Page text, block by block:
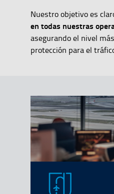
Nuestro objetivo es
en todas nuestras
asegurando el nivel
protección para el